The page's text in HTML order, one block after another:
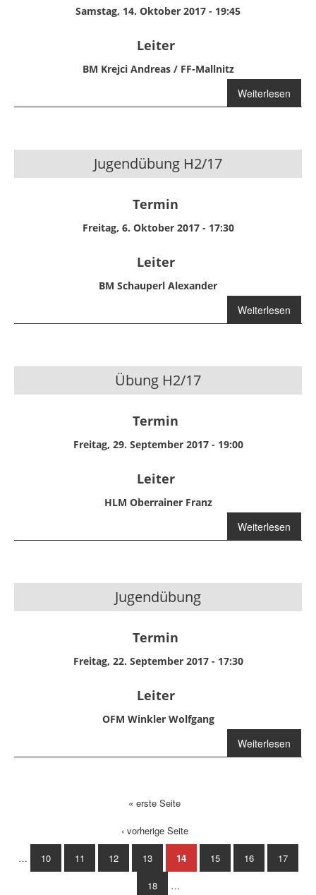
Samstag, 14. Oktober 2017 - 19:45
Leiter
BM Krejci Andreas / FF-Mallnitz
Weiterlesen
über Übung
H3/17
Jugendübung H2/17
Termin
Freitag, 6. Oktober 2017 - 17:30
Leiter
BM Schauperl Alexander
Weiterlesen
über
Jugendübung
Übung H2/17
Termin
Freitag, 29. September 2017 - 19:00
Leiter
HLM Oberrainer Franz
Weiterlesen
über Übung
H2/17
Jugendübung
Termin
Freitag, 22. September 2017 - 17:30
Leiter
OFM Winkler Wolfgang
Weiterlesen
über
Jugendübung
« erste Seite
‹ vorherige Seite
… 10 11 12 13 14 15 16 17
18 …